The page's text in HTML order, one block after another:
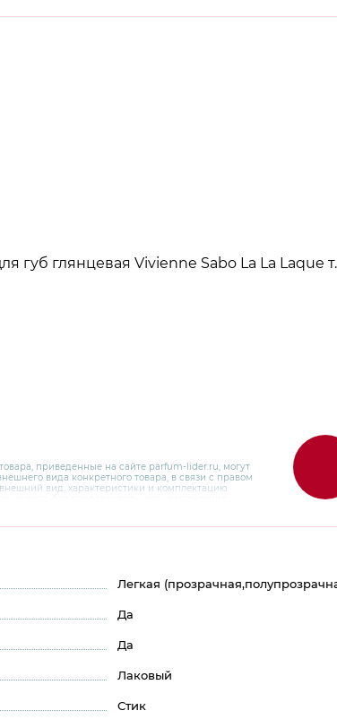
приведенные на сайте parfum-lider.ru, могут
вида конкретного товара, в связи с правом
вид, характеристики и комплектацию
800 200 78 80.
Легкая
Да
Да
Лаковый
Стик